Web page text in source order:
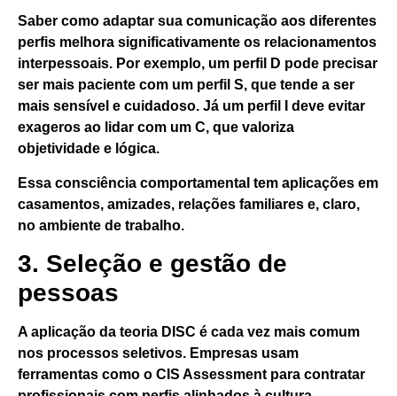
Saber como adaptar sua comunicação aos diferentes
perfis melhora significativamente os relacionamentos
interpessoais. Por exemplo, um perfil D pode precisar
ser mais paciente com um perfil S, que tende a ser
mais sensível e cuidadoso. Já um perfil I deve evitar
exageros ao lidar com um C, que valoriza
objetividade e lógica.
Essa consciência comportamental tem aplicações em
casamentos, amizades, relações familiares e, claro,
no ambiente de trabalho.
3. Seleção e gestão de
pessoas
A aplicação da teoria DISC é cada vez mais comum
nos processos seletivos. Empresas usam
ferramentas como o CIS Assessment para contratar